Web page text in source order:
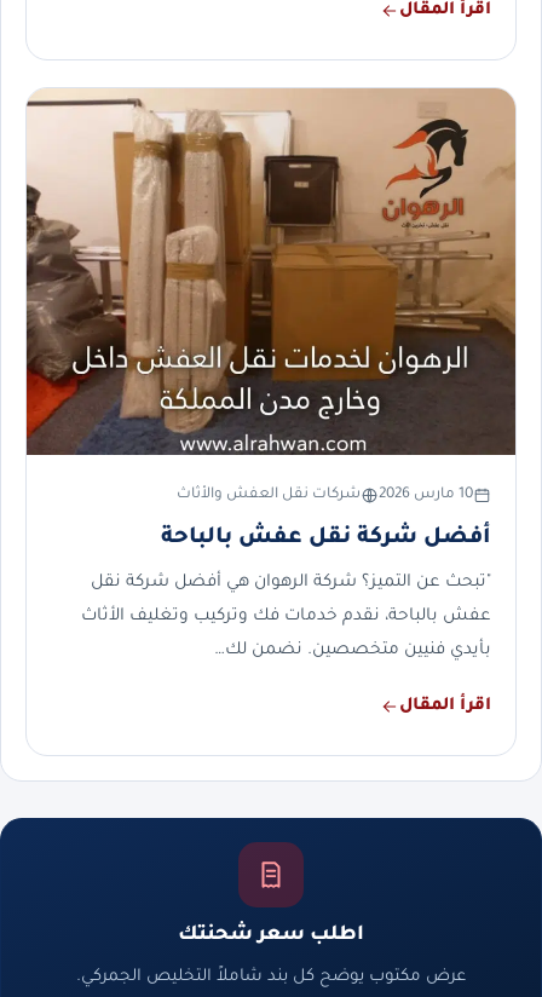
اقرأ المقال
10 مارس 2026 شركات نقل العفش والأثاث
أفضل شركة نقل عفش بالباحة
"تبحث عن التميز؟ شركة الرهوان هي أفضل شركة نقل
عفش بالباحة، نقدم خدمات فك وتركيب وتغليف الأثاث
بأيدي فنيين متخصصين. نضمن لك…
اقرأ المقال
اطلب سعر شحنتك
عرض مكتوب يوضح كل بند شاملاً التخليص الجمركي.